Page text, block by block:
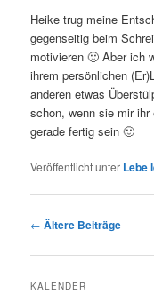
Heike trug meine
gegenseitig beim
motivieren 🙂 Aber ich
ihrem persönlichen
anderen etwas
schon, wenn sie mir
gerade fertig sein 🙂
Veröffentlicht unter Lebe
Beitragsnavigation
← Ältere Beiträge
KALENDER